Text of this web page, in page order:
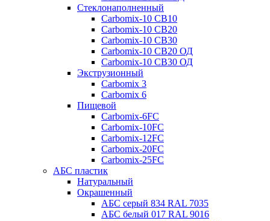
Стеклонаполненный
Carbomix-10 СВ10
Carbomix-10 СВ20
Carbomix-10 СВ30
Carbomix-10 СВ20 ОД
Carbomix-10 СВ30 ОД
Экструзионный
Carbomix 3
Carbomix 6
Пищевой
Carbomix-6FC
Carbomix-10FC
Carbomix-12FC
Carbomix-20FC
Carbomix-25FC
АБС пластик
Натуральный
Окрашенный
АБС серый 834 RAL 7035
АБС белый 017 RAL 9016